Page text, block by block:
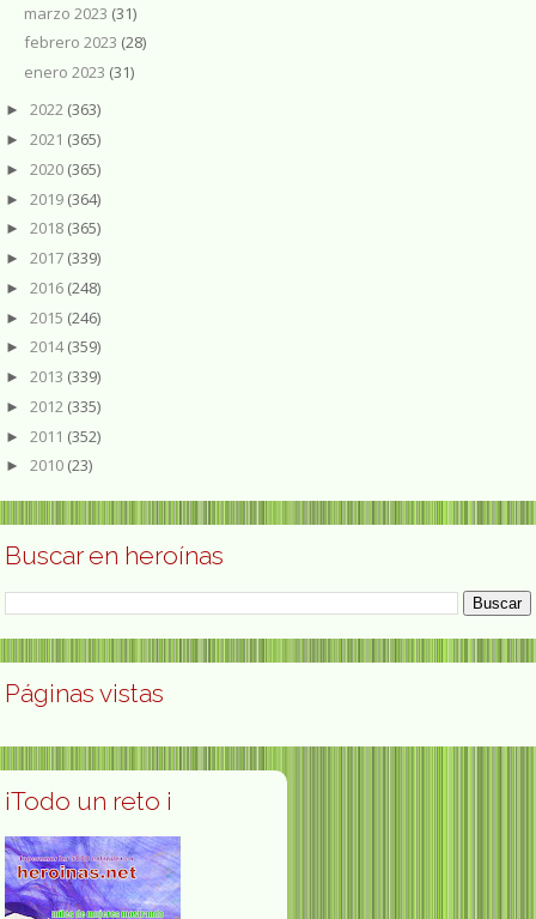
marzo 2023 (31)
febrero 2023 (28)
enero 2023 (31)
► 2022 (363)
► 2021 (365)
► 2020 (365)
► 2019 (364)
► 2018 (365)
► 2017 (339)
► 2016 (248)
► 2015 (246)
► 2014(359)
► 2013 (339)
► 2012 (335)
► 2011 (352)
► 2010 (23)
Buscar en heroínas
Páginas vistas
¡Todo un reto ¡